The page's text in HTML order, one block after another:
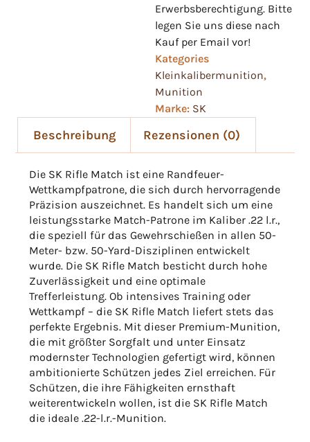
Erwerbsberechtigung. Bitte
legen Sie uns diese nach
Kauf per Email vor!
Kategories
Kleinkalibermunition,
Munition
Marke: SK
Beschreibung Rezensionen (0)
Die SK Rifle Match ist eine Randfeuer-
Wettkampfpatrone, die sich durch hervorragende
Präzision auszeichnet. Es handelt sich um eine
leistungsstarke Match-Patrone im Kaliber .22 l.r.,
die speziell für das Gewehrschießen in allen 50-
Meter- bzw. 50-Yard-Disziplinen entwickelt
wurde. Die SK Rifle Match besticht durch hohe
Zuverlässigkeit und eine optimale
Trefferleistung. Ob intensives Training oder
Wettkampf – die SK Rifle Match liefert stets das
perfekte Ergebnis. Mit dieser Premium-Munition,
die mit größter Sorgfalt und unter Einsatz
modernster Technologien gefertigt wird, können
ambitionierte Schützen jedes Ziel erreichen. Für
Schützen, die ihre Fähigkeiten ernsthaft
weiterentwickeln wollen, ist die SK Rifle Match
die ideale .22-l.r.-Munition.